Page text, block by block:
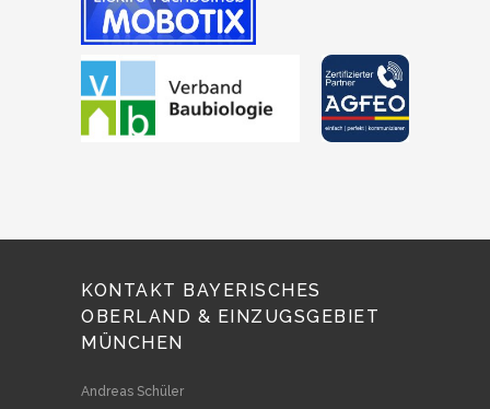
KONTAKT BAYERISCHES
OBERLAND & EINZUGSGEBIET
MÜNCHEN
Andreas Schüler